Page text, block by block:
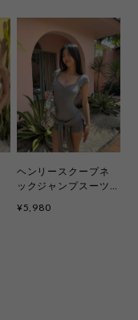
ヘンリースクープネ
ックジャンプスーツ
色 kcd4091
¥5,980